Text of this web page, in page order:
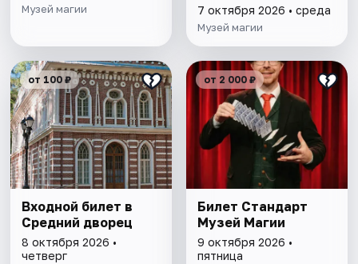
Музей магии 7 октября 2026 • среда
Музей магии
от 100 ₽
Входной билет в
Средний дворец
8 октября 2026 •
четверг
от 2 000 ₽
Билет Стандарт
Музей Магии
9 октября 2026 •
пятница